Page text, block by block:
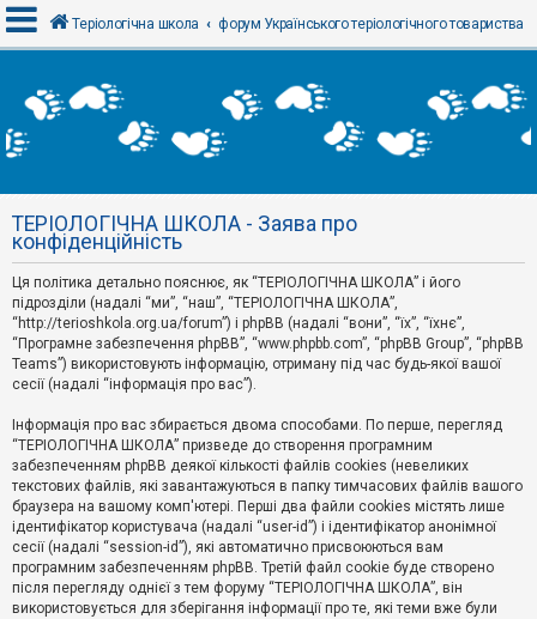
х
і
Р
е
с
т
р
а
ц
і
я
Т
е
м
и
б
е
з
в
і
д
Теріологічна школа форум Українського теріологічного товариства
ТЕРІОЛОГІЧНА ШКОЛА - Заява про
конфіденційність
Ця політика детально пояснює, як “ТЕРІОЛОГІЧНА ШКОЛА” і його
підрозділи (надалі “ми”, “наш”, “ТЕРІОЛОГІЧНА ШКОЛА”,
“http://terioshkola.org.ua/forum”) і phpBB (надалі “вони”, “їх”, “їхнє”,
“Програмне забезпечення phpBB”, “www.phpbb.com”, “phpBB Group”, “phpBB
Teams”) використовують інформацію, отриману під час будь-якої вашої
сесії (надалі “інформація про вас”).
Інформація про вас збирається двома способами. По перше, перегляд
“ТЕРІОЛОГІЧНА ШКОЛА” призведе до створення програмним
забезпеченням phpBB деякої кількості файлів cookies (невеликих
текстових файлів, які завантажуються в папку тимчасових файлів вашого
браузера на вашому комп'ютері. Перші два файли cookies містять лише
ідентифікатор користувача (надалі “user-id”) і ідентифікатор анонімної
сесії (надалі “session-id”), які автоматично присвоюються вам
програмним забезпеченням phpBB. Третій файл cookie буде створено
після перегляду однієї з тем форуму “ТЕРІОЛОГІЧНА ШКОЛА”, він
використовується для зберігання інформації про те, які теми вже були